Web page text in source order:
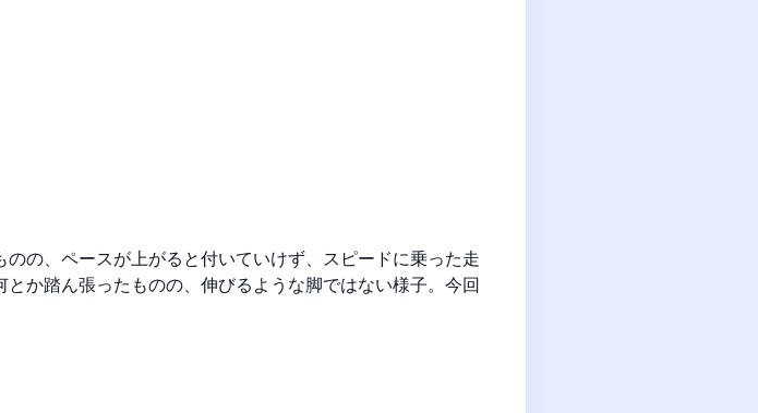
の、ペースが上がると付いていけず、スピードに乗った走
か踏ん張ったものの、伸びるような脚ではない様子。今回